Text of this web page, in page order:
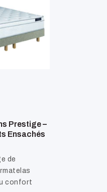
Prestige –
Ensachés
de
confort